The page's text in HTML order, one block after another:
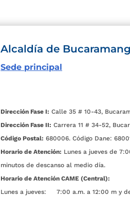
Alcaldía de
Sede principal
Dirección Fase I: Calle 35 # 10-43,
Dirección Fase II: Carrera 11 # 34-52,
Código Postal: 680006. Código Dane:
Horario de Atención: Lunes a jueves de
minutos de descanso al medio día.
Horario de Atención CAME (Central):
Lunes a jueves: 7:00 a.m. a 12:00 m y